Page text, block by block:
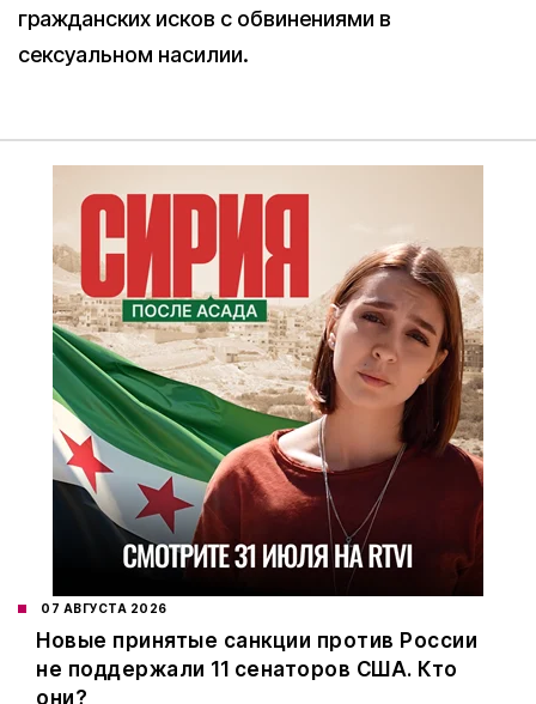
гражданских исков с обвинениями в
сексуальном насилии.
07 АВГУСТА 2026
Новые принятые санкции против России
не поддержали 11 сенаторов США. Кто
они?